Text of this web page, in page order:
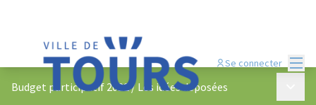
Se connecter
Budget participatif 2022/ Les idées déposées